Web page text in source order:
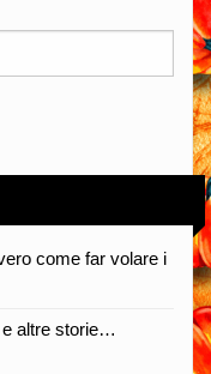
come far volare i
e altre storie…